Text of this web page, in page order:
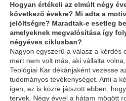
Hogyan értékeli az elmúlt négy
következő évekre? Mi adta a
jelöltségre? Maradtak-e esetleg
amelyeknek megvalósítása így
négyéves ciklusban?
Nagyon egyszerű a válasz a kérdés
mert nem volt más, aki vállalta
Teológiai Kar dékánjaként vezesse
tudományos tevékenységet. Ami a
igen, ez is közre játszott ebben,
tervek. Négy évvel a hátam mögött